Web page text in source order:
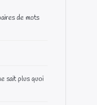
de mots
sait plus quoi